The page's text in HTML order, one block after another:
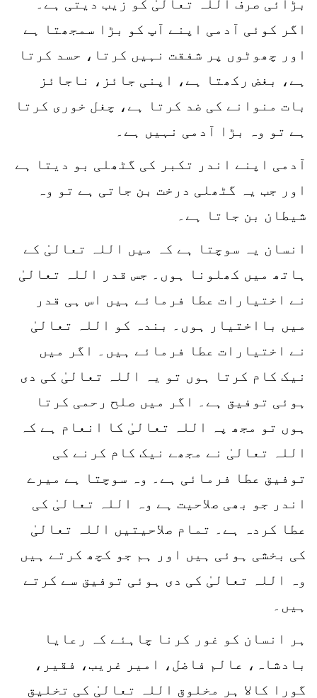
بڑائی صرف اللہ تعالیٰ کو زیب دیتی ہے۔
اگر کوئی آدمی اپنے آپ کو بڑا سمجھتا ہے
اور چھوٹوں پر شفقت نہیں کرتا، حسد کرتا
ہے، بغض رکھتا ہے، اپنی جائز، ناجائز
بات منوانے کی ضد کرتا ہے، چغل خوری کرتا
ہے تو وہ بڑا آدمی نہیں ہے۔
آدمی اپنے اندر تکبر کی گٹھلی بو دیتا ہے
اور جب یہ گٹھلی درخت بن جاتی ہے تو وہ
شیطان بن جاتا ہے۔
انسان یہ سوچتا ہے کہ میں اللہ تعالیٰ کے
ہاتھ میں کھلونا ہوں۔ جس قدر اللہ تعالیٰ
نے اختیارات عطا فرمائے ہیں اس ہی قدر
میں بااختیار ہوں۔ بندہ کو اللہ تعالیٰ
نے اختیارات عطا فرمائے ہیں۔ اگر میں
نیک کام کرتا ہوں تو یہ اللہ تعالیٰ کی دی
ہوئی توفیق ہے۔ اگر میں صلح رحمی کرتا
ہوں تو مجھ پہ اللہ تعالیٰ کا انعام ہے کہ
اللہ تعالیٰ نے مجھے نیک کام کرنے کی
توفیق عطا فرمائی ہے۔ وہ سوچتا ہے میرے
اندر جو بھی صلاحیت ہے وہ اللہ تعالیٰ کی
عطا کردہ ہے۔ تمام صلاحیتیں اللہ تعالیٰ
کی بخشی ہوئی ہیں اور ہم جو کچھ کرتے ہیں
وہ اللہ تعالیٰ کی دی ہوئی توفیق سے کرتے
ہیں۔
ہر انسان کو غور کرنا چاہئے کہ رعایا
بادشاہ، عالم فاضل، امیر غریب، فقیر،
گورا کالا ہر مخلوق اللہ تعالیٰ کی تخلیق